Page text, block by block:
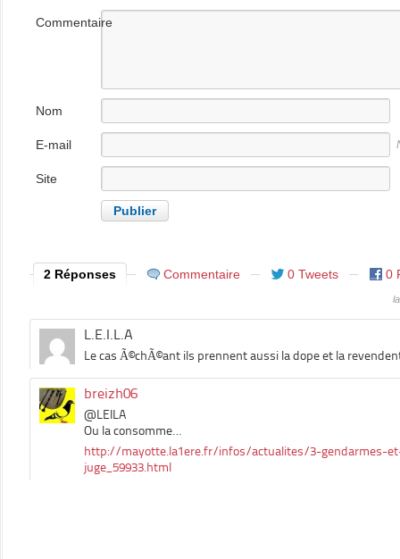
Commentaire
Nom
E-mail
Site
2 Réponses Commentaire 0 Tweets 0
L.E.I.L.A
Le cas Ã©chÃ©ant ils prennent aussi la dope et la
breizh06
@LEILA
Ou la consomme…
http://mayotte.la1ere.fr/infos/actualites/3-gendarmes-
juge_59933.html